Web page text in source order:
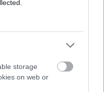
storage
on web or
10:51:59
07-22